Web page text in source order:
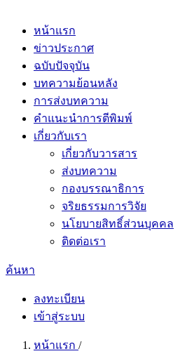
หน้าแรก
ข่าวประกาศ
ฉบับปัจจุบัน
บทความย้อนหลัง
การส่งบทความ
คำแนะนำการตีพิมพ์
เกี่ยวกับเรา
เกี่ยวกับวารสาร
ส่งบทความ
กองบรรณาธิการ
จริยธรรมการวิจัย
นโยบายสิทธิ์ส่วนบุคคล
ติดต่อเรา
ค้นหา
ลงทะเบียน
เข้าสู่ระบบ
หน้าแรก /